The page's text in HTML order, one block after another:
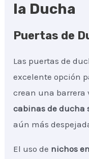
la Ducha
Puertas de
Las puertas de
excelente opción
crean una barrera
cabinas de ducha
aún más
El uso de nichos